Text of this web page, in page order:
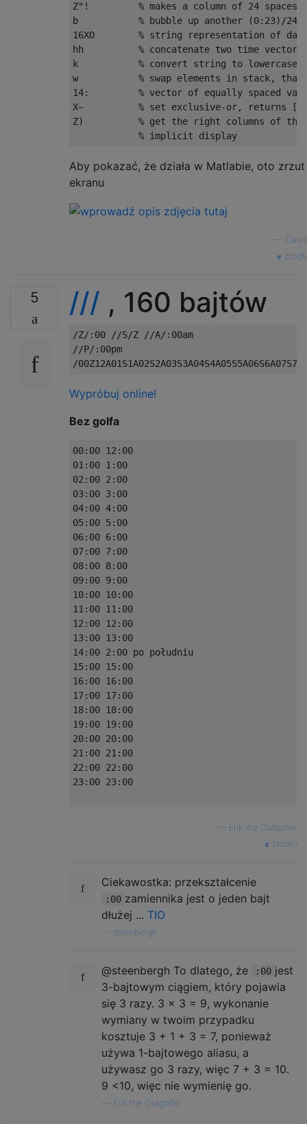
Z"!         % makes a column of 24 spaces,
b           % bubble up another (0:23)/24
16XO        % string representation of
hh          % concatenate two time vectors
k           % convert string to lowercase,
w           % swap elements in stack,
14:         % vector of equally spaced
X~          % set exclusive-or, returns [1
Z)          % get the right columns of the
Aby pokazać, że działa w Matlabie, oto zrzut
ekranu
5 /// , 160 bajtów
/Z/:00 //S/Z //A/:00am
//P/:00pm
Wypróbuj online!
Bez golfa
00:00 12:00
01:00 1:00
02:00 2:00
03:00 3:00
04:00 4:00
05:00 5:00
06:00 6:00
07:00 7:00
08:00 8:00
09:00 9:00
10:00 10:00
11:00 11:00
12:00 12:00
13:00 13:00
14:00 2:00 po południu
15:00 15:00
16:00 16:00
17:00 17:00
18:00 18:00
19:00 19:00
20:00 20:00
21:00 21:00
22:00 22:00
23:00 23:00
Erik the Outgolfer
źródło
Ciekawostka: przekształcenie
:00 zamiennika jest o jeden bajt
dłużej ... TIO
steenbergh
@steenbergh To dlatego, że :00 jest
3-bajtowym ciągiem, który pojawia
się 3 razy. 3 × 3 = 9, wykonanie
wymiany w twoim przypadku
kosztuje 3 + 1 + 3 = 7, ponieważ
używa 1-bajtowego aliasu, a
używasz go 3 razy, więc 7 + 3 = 10.
9 <10, więc nie wymienię go.
Erik the Outgolfer